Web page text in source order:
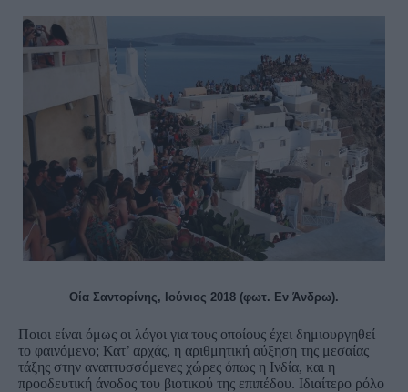
Οία Σαντορίνης, Ιούνιος 2018 (φωτ. Εν Άνδρω).
Ποιοι είναι όμως οι λόγοι για τους οποίους έχει δημιουργηθεί
το φαινόμενο; Κατ’ αρχάς, η αριθμητική αύξηση της μεσαίας
τάξης στην αναπτυσσόμενες χώρες όπως η Ινδία, και η
προοδευτική άνοδος του βιοτικού της επιπέδου. Ιδιαίτερο ρόλο